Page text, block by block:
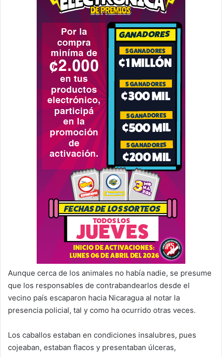
Aunque cerca de los animales no había nadie, se presume
que los responsables de contrabandearlos desde el
vecino país escaparon hacia Nicaragua al notar la
presencia policial, tal y como ha ocurrido otras veces.
Los caballos estaban en condiciones insalubres, pues
cojeaban, estaban flacos y presentaban úlceras,